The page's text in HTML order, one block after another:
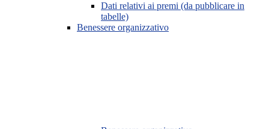
Dati relativi ai premi (da pubblicare in
tabelle)
Benessere organizzativo